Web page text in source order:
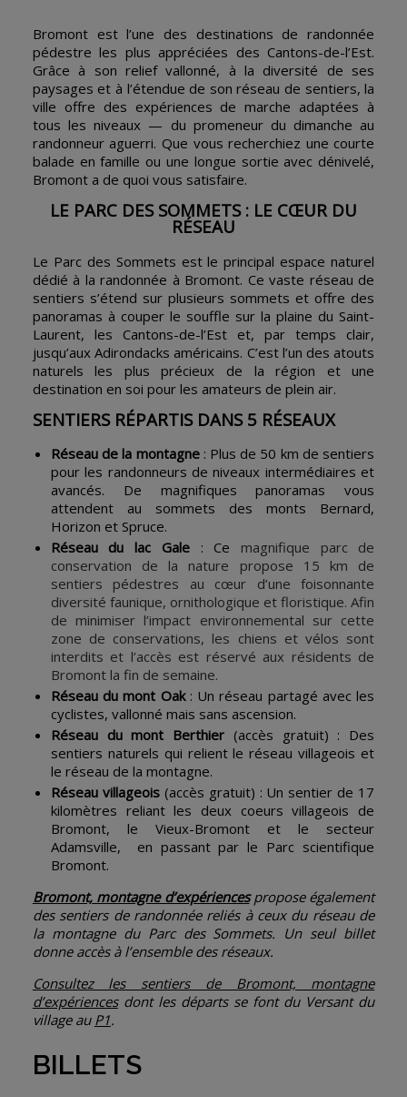
Bromont est l’une des destinations de randonnée
pédestre les plus appréciées des Cantons-de-l’Est.
Grâce à son relief vallonné, à la diversité de ses
paysages et à l’étendue de son réseau de sentiers, la
ville offre des expériences de marche adaptées à
tous les niveaux — du promeneur du dimanche au
randonneur aguerri. Que vous recherchiez une courte
balade en famille ou une longue sortie avec dénivelé,
Bromont a de quoi vous satisfaire.
LE PARC DES SOMMETS : LE CŒUR DU
RÉSEAU
Le Parc des Sommets est le principal espace naturel
dédié à la randonnée à Bromont. Ce vaste réseau de
sentiers s’étend sur plusieurs sommets et offre des
panoramas à couper le souffle sur la plaine du Saint-
Laurent, les Cantons-de-l’Est et, par temps clair,
jusqu’aux Adirondacks américains. C’est l’un des atouts
naturels les plus précieux de la région et une
destination en soi pour les amateurs de plein air.
SENTIERS RÉPARTIS DANS 5 RÉSEAUX
Réseau de la montagne: Plus de 50 km de sentiers
pour les randonneurs de niveaux intermédiaires et
avancés. De magnifiques panoramas vous
attendent au sommets des monts Bernard,
Horizon et Spruce.
Réseau du lac Gale: Ce magnifique parc de
conservation de la nature propose 15 km de
sentiers pédestres au cœur d’une foisonnante
diversité faunique, ornithologique et floristique. Afin
de minimiser l’impact environnemental sur cette
zone de conservations, les chiens et vélos sont
interdits et l’accès est réservé aux résidents de
Bromont la fin de semaine.
Réseau du mont Oak : Un réseau partagé avec les
cyclistes, vallonné mais sans ascension.
Réseau du mont Berthier (accès gratuit) : Des
sentiers naturels qui relient le réseau villageois et
le réseau de la montagne.
Réseau villageois(accès gratuit) : Un sentier de 17
kilomètres reliant les deux coeurs villageois de
Bromont, le Vieux-Bromont et le secteur
Adamsville, en passant par le Parc scientifique
Bromont.
Bromont, montagne d’expériencespropose également
des sentiers de randonnée reliés à ceux du réseau de
la montagne du Parc des Sommets. Un seul billet
donne accès à l’ensemble des réseaux.
Consultez les sentiers de Bromont, montagne
d’expériencesdont les départs se font du Versant du
village au P1.
BILLETS